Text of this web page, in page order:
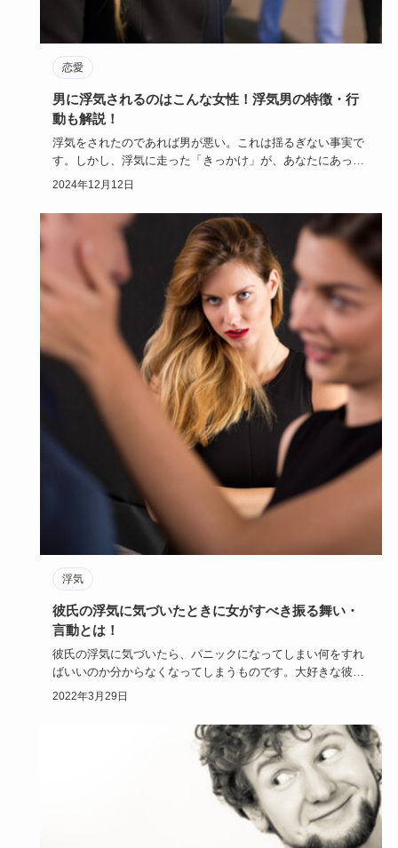
恋愛
男に浮気されるのはこんな女性！浮気男の特徴・行
動も解説！
浮気をされたのであれば男が悪い。これは揺るぎない事実で
す。しかし、浮気に走った「きっかけ」が、あなたにあっ
た、という所も否…
2024年12月12日
浮気
彼氏の浮気に気づいたときに女がすべき振る舞い・
言動とは！
彼氏の浮気に気づいたら、パニックになってしまい何をすれ
ばいいのか分からなくなってしまうものです。大好きな彼の
裏切り行為だか…
2022年3月29日